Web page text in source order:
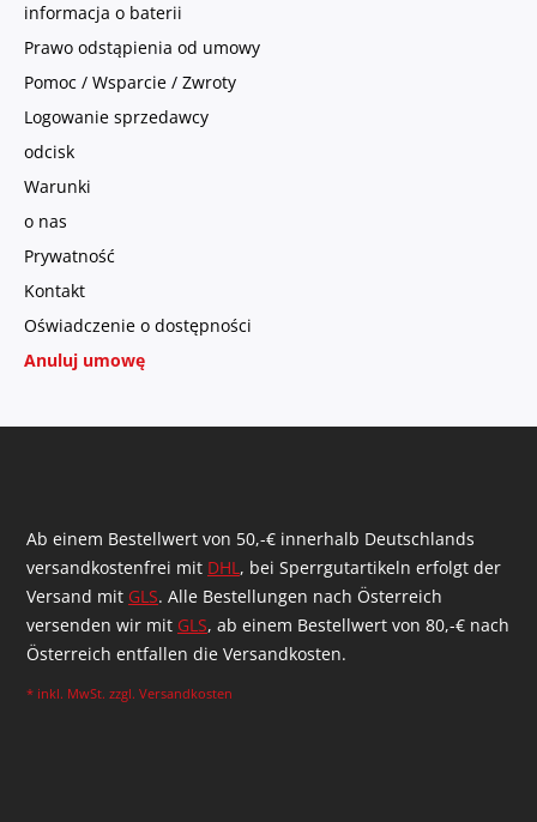
informacja o baterii
Prawo odstąpienia od umowy
Pomoc / Wsparcie / Zwroty
Logowanie sprzedawcy
odcisk
Warunki
o nas
Prywatność
Kontakt
Oświadczenie o dostępności
Anuluj umowę
Ab einem Bestellwert von 50,-€ innerhalb Deutschlands
versandkostenfrei mit DHL, bei Sperrgutartikeln erfolgt der
Versand mit GLS. Alle Bestellungen nach Österreich
versenden wir mit GLS, ab einem Bestellwert von 80,-€ nach
Österreich entfallen die Versandkosten.
* inkl. MwSt. zzgl. Versandkosten